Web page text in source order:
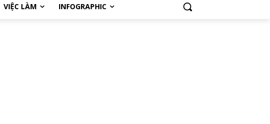
VIỆC LÀM INFOGRAPHIC